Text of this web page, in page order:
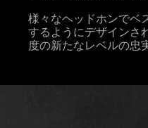
様々なヘッドホンでベ
するようにデザインさ
度の新たなレベルの忠